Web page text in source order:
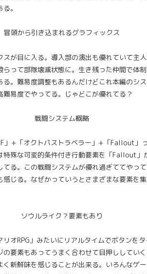
。
冒頭から引き込まれるグラフィックス
が目に入る。導入部の演出も優れていて主
って部隊壊滅状態に。生き残った仲間で体
。難易度調整もあるんだけどこれ本編のシ
易度でやってる。じゃどこが優れてる？
戦闘システム概略
」+「オクトパストラベラー」+「Fallout」
特殊な可変的条件付き行動要素を「Fallout」
る。この戦闘システムが優れ過ぎててやっ
じる。なぜかっていうとさまざまな要素を
ソウルライク？要素もあり
オRPG」みたいにリアルタイムでボタンを
要素もあってうまく合わせて目押ししてい
新鮮味を感じることが出来る。いろんなゲ